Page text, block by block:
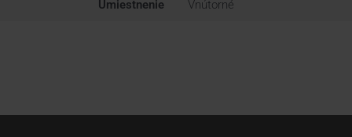
Umiestnenie Vnútorné